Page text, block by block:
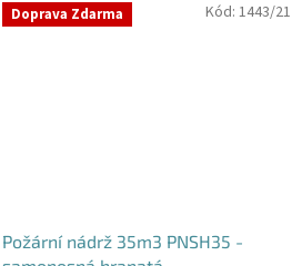
Doprava Zdarma
Požární nádrž 35m3 PNSH35 -
Kód: 1443/21